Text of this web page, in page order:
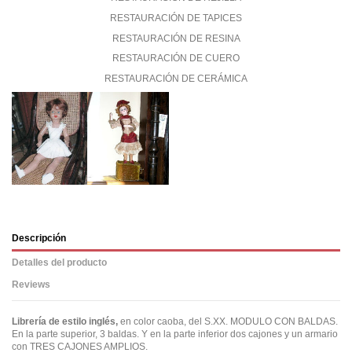
RESTAURACIÓN DE TAPICES
RESTAURACIÓN DE RESINA
RESTAURACIÓN DE CUERO
RESTAURACIÓN DE CERÁMICA
Descripción
Detalles del producto
Reviews
Librería de estilo inglés, en color caoba, del S.XX. MODULO CON BALDAS.
En la parte superior, 3 baldas. Y en la parte inferior dos cajones y un armario
con TRES CAJONES AMPLIOS.